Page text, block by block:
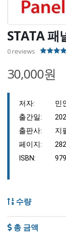
STATA 패
0 reviews
30,000원
저자:
민
출간일:
출판사:
지
페이지:
ISBN:
수량
총 금액